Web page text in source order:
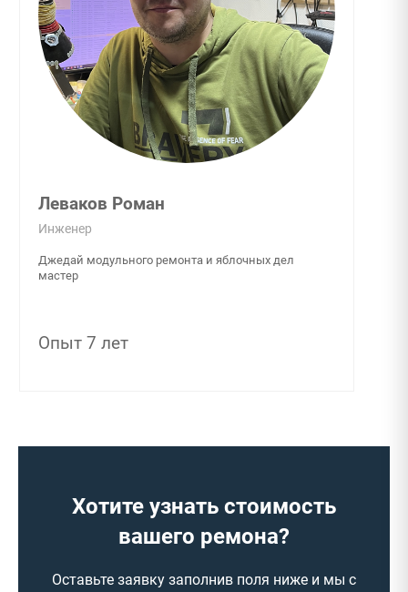
Леваков Роман
Инженер
Джедай модульного ремонта и яблочных дел
мастер
Опыт 7 лет
Хотите узнать стоимость
вашего ремона?
Оставьте заявку заполнив поля ниже и мы с